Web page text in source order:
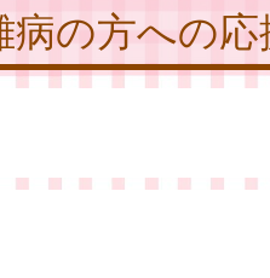
病の方への応